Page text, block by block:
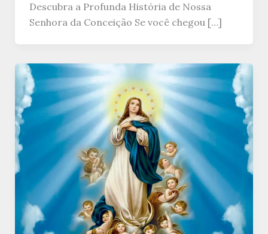
Descubra a Profunda História de Nossa
Senhora da Conceição Se você chegou […]